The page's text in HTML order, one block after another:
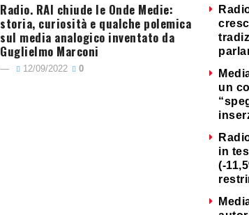
Radio. RAI chiude le Onde Medie:
storia, curiosità e qualche polemica
sul media analogico inventato da
Guglielmo Marconi
12/09/2022 0
un
in
(-